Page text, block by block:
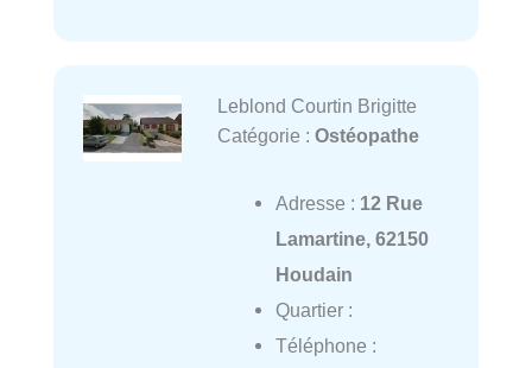
Leblond Courtin Brigitte
Catégorie : Ostéopathe
Adresse : 12 Rue
Lamartine, 62150
Houdain
Quartier :
Téléphone :